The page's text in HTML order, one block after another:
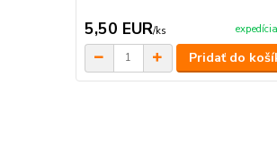
5,50 EUR/ks
Pridať do